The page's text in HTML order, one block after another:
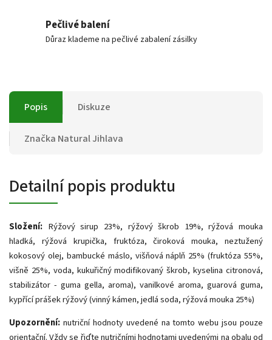
Pečlivé balení
Důraz klademe na pečlivé zabalení zásilky
Popis Diskuze
Značka Natural Jihlava
Detailní popis produktu
Složení: Rýžový sirup 23%, rýžový škrob 19%, rýžová mouka
hladká, rýžová krupička, fruktóza, čiroková mouka, neztužený
kokosový olej, bambucké máslo, višňová náplň 25% (fruktóza 55%,
višně 25%, voda, kukuřičný modifikovaný škrob, kyselina citronová,
stabilizátor - guma gella, aroma), vanilkové aroma, guarová guma,
kypřící prášek rýžový (vinný kámen, jedlá soda, rýžová mouka 25%)
Upozornění: nutriční hodnoty uvedené na tomto webu jsou pouze
orientační. Vždy se řiďte nutričními hodnotami uvedenými na obalu od